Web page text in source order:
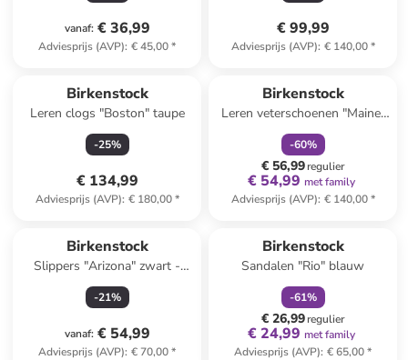
vanaf: € 36,99
Adviesprijs (AVP): € 45,00*
€ 99,99
Adviesprijs (AVP): € 140,00*
Birkenstock
Leren clogs "Boston" taupe
-25%
€ 134,99
Adviesprijs (AVP): € 180,00*
Birkenstock
Leren veterschoenen "Maine"
kaki
-60%
€ 56,99regulier
€ 54,99 met family
Adviesprijs (AVP): € 140,00*
Birkenstock
Slippers "Arizona" zwart -
wijdte S
-21%
vanaf: € 54,99
Adviesprijs (AVP): € 70,00*
Birkenstock
Sandalen "Rio" blauw
-61%
€ 26,99regulier
€ 24,99 met family
Adviesprijs (AVP): € 65,00*